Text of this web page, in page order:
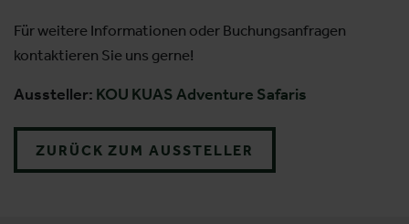
Für weitere Informationen oder Buchungsanfragen
kontaktieren Sie uns gerne!
Aussteller: KOU KUAS Adventure Safaris
ZURÜCK ZUM AUSSTELLER